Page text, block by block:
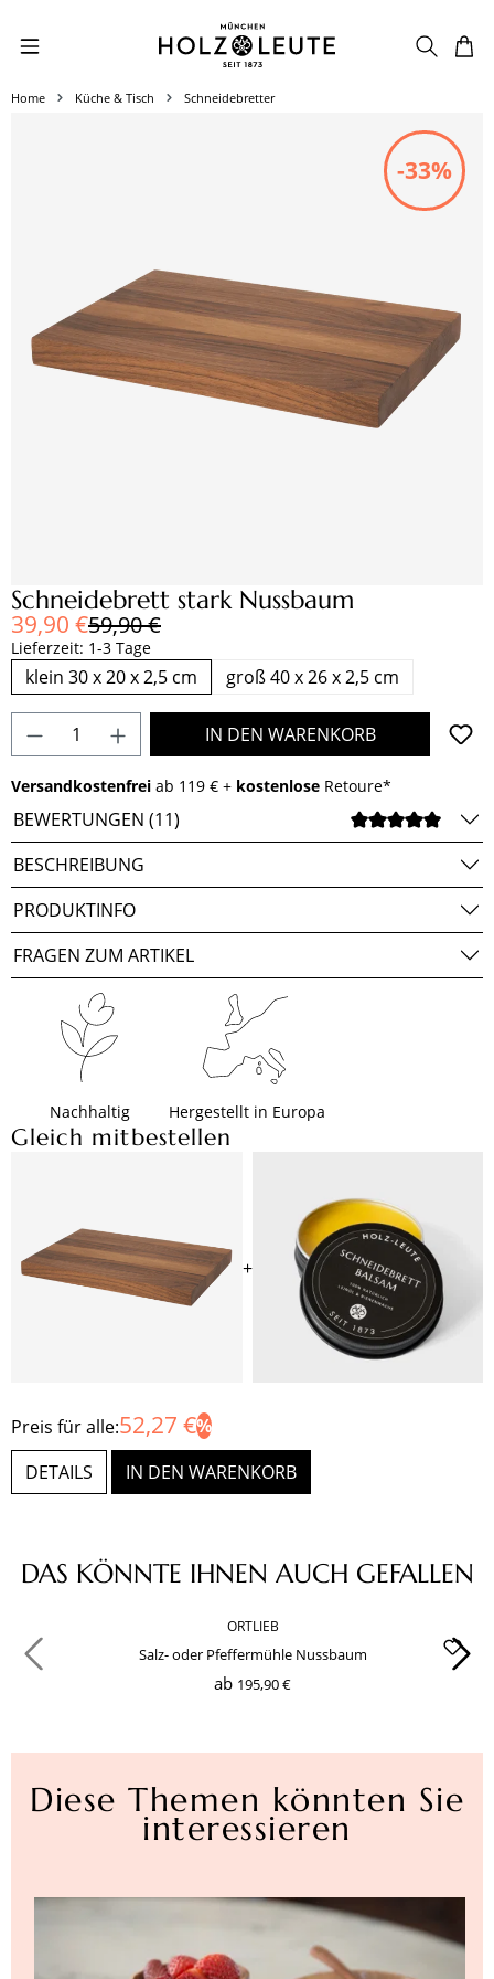
Zum Hauptinhalt springen
Home Küche & Tisch Schneidebretter
Schneidebrett stark Nussbaum
Verkaufspreis:Regulärer Preis:
59,90 €
39,90 €
Lieferzeit: 1-3 Tage
klein 30 x 20 x 2,5 cm groß 40 x 26 x 2,5 cm
Produkt Anzahl: Gib den gewünschten
IN DEN WARENKORB
Versandkostenfrei ab 119 € + kostenlose Retoure*
BEWERTUNGEN (11)
BESCHREIBUNG
PRODUKTINFO
FRAGEN ZUM ARTIKEL
Nachhaltig Hergestellt in Europa
Gleich mitbestellen
+
Preis für alle:52,27 €
DETAILS IN DEN WARENKORB
-33%
Produktgalerie überspringen
DAS KÖNNTE IHNEN AUCH GEFALLEN
ORTLIEB
Salz- oder Pfeffermühle Nussbaum
ab 195,90 €
Diese Themen könnten Sie
interessieren